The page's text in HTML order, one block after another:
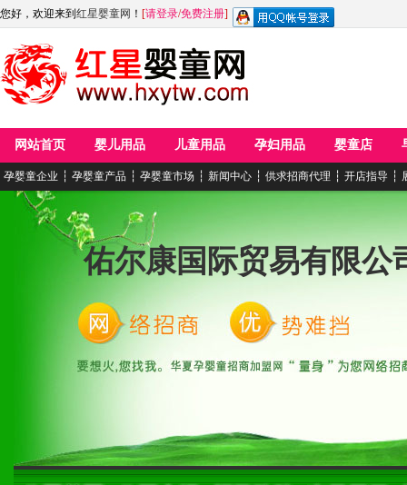
您好，欢迎来到 红星婴童网 ！ [请登录/免费注册]
网站首页 婴儿用品 儿童用品 孕妇用品 婴童店
孕婴童企业 ┆ 孕婴童产品 ┆ 孕婴童市场 ┆ 新闻中心 ┆ 供求招商代理 ┆ 开店指导 ┆
佑尔康国际贸易有限公